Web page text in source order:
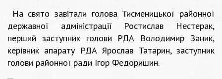
На свято завітали голова Тисменицької районної
державної адміністрації Ростислав Нестерак,
перший заступник голови РДА Володимир Заник,
керівник апарату РДА Ярослав Татарин, заступник
голови районної ради Ігор Федоришин.